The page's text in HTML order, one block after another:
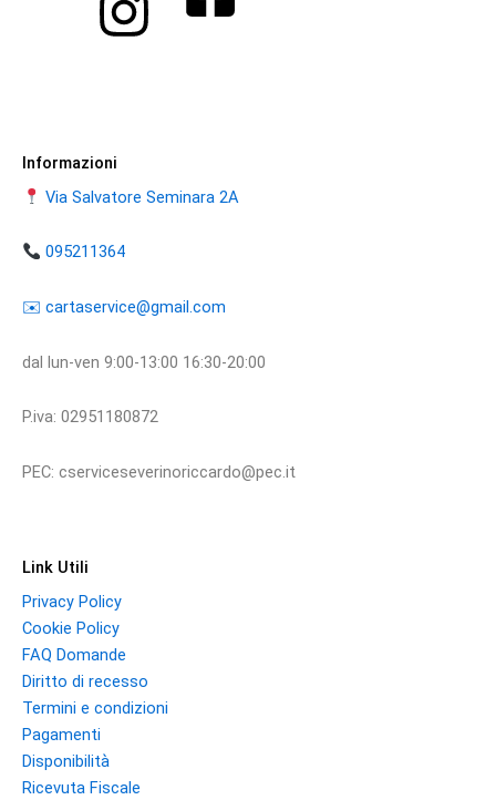
Informazioni
Via Salvatore Seminara 2A
095211364
​​✉️ ​cartaservice@gmail.com
dal lun-ven 9:00-13:00 16:30-20:00
P.iva: 02951180872
PEC: cserviceseverinoriccardo@pec.it
Link Utili
Privacy Policy
Cookie Policy
FAQ Domande
Diritto di recesso
Termini e condizioni
Pagamenti
Disponibilità
Ricevuta Fiscale